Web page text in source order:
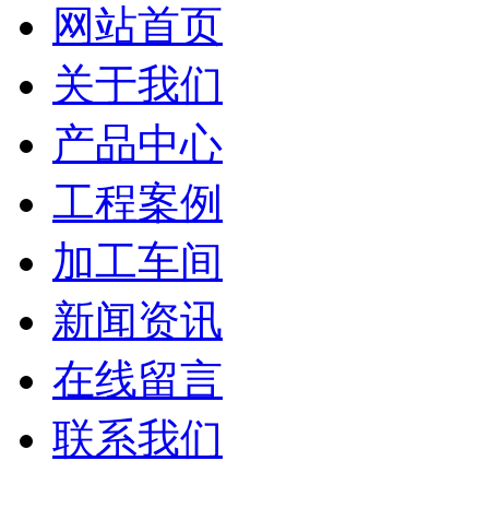
网站首页
关于我们
产品中心
工程案例
加工车间
新闻资讯
在线留言
联系我们